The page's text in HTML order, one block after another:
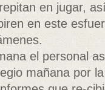
en jugar,
en este
el personal
mañana por